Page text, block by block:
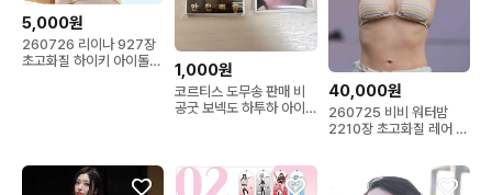
5,000원
260726 리이나 927장
초고화질 하이키 아이돌
1,000원
코르티스 도무송 판매 비
공굿 보넥도 하투하 아이
40,000원
260725 비비 워터밤
2210장 초고화질 레어 데